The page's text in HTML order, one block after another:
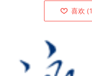
喜欢 (1